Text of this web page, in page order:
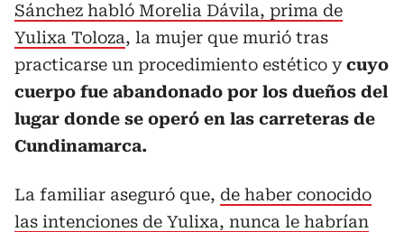
Sánchez habló Morelia Dávila, prima de
Yulixa Toloza, la mujer que murió tras
practicarse un procedimiento estético ycuyo
cuerpo fue abandonado por los dueños del
lugar donde se operó en las carreteras de
Cundinamarca.
La familiar aseguró que, de haber conocido
las intenciones de Yulixa, nunca le habrían